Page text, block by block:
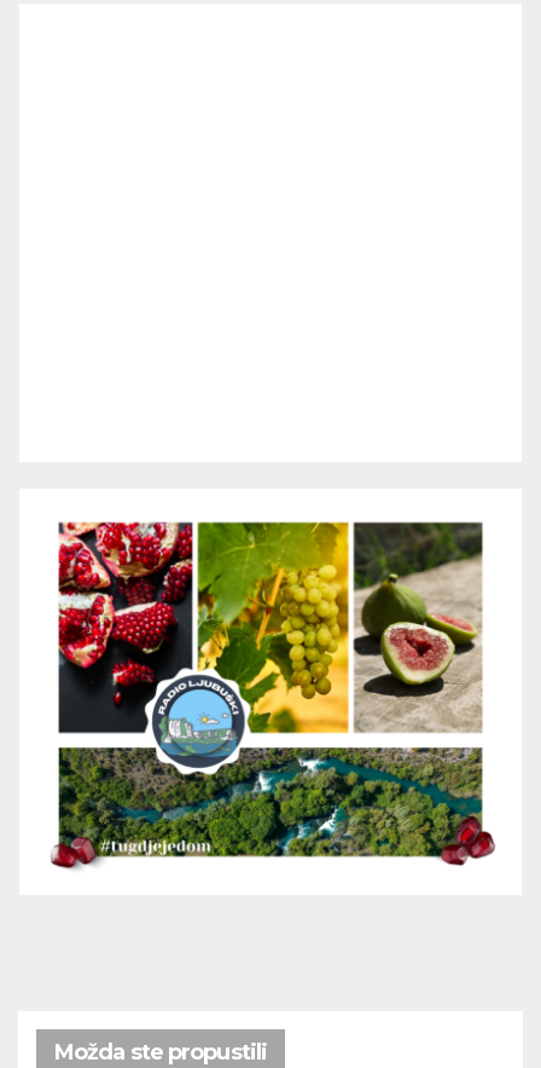
Možda ste propustili